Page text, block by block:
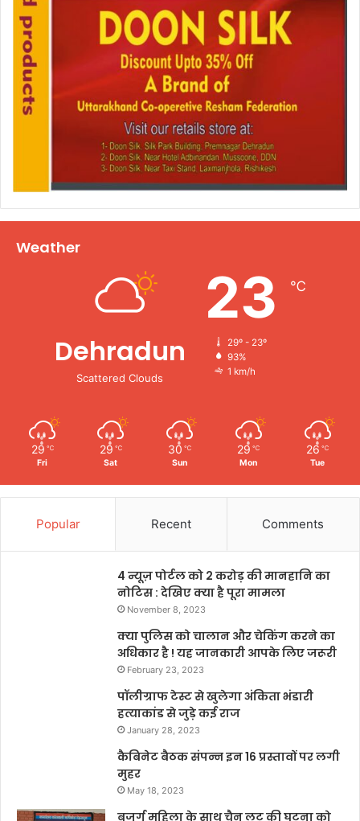
Weather
Dehradun
Scattered Clouds
23 ℃
29º - 23º
93%
1 km/h
29 ℃
Fri
29 ℃
Sat
30 ℃
Sun
29 ℃
Mon
26 ℃
Tue
Popular Recent Comments
4 न्यूज़ पोर्टल को 2 करोड़ की मानहानि का
नोटिस : देखिए क्या है पूरा मामला
November 8, 2023
क्या पुलिस को चालान और चेकिंग करने का
अधिकार है ! यह जानकारी आपके लिए जरूरी
February 23, 2023
पॉलीग्राफ टेस्ट से खुलेगा अंकिता भंडारी
हत्याकांड से जुड़े कई राज
January 28, 2023
कैबिनेट बैठक संपन्न इन 16 प्रस्तावों पर लगी
मुहर
May 18, 2023
बुजुर्ग महिला के साथ चैन लूट की घटना को